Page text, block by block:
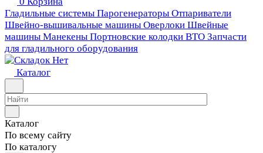
Гладильные системы Парогенераторы Отпариватели
Швейно-вышивальные машины Оверлоки Швейные
машины Манекены Портновские колодки ВТО Запчасти
для гладильного оборудования
Каталог
Каталог
По всему сайту
По каталогу